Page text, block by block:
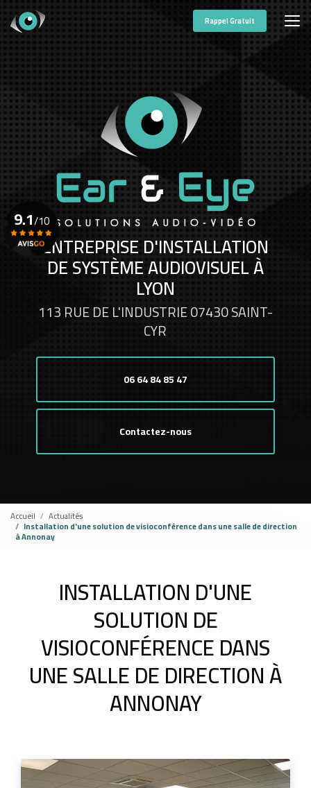
contenu
Rappel Gratuit
ENTREPRISE D'INSTALLATION
DE SYSTÈME AUDIOVISUEL À
LYON
113 RUE DE L'INDUSTRIE 07430 SAINT-
CYR
06 64 84 85 47
Contactez-nous
9.1/10
Voir le certificat
Accueil Actualités
Installation d'une solution de visioconférence dans une salle de direction
à Annonay
INSTALLATION D'UNE
SOLUTION DE
VISIOCONFÉRENCE DANS
UNE SALLE DE DIRECTION À
ANNONAY